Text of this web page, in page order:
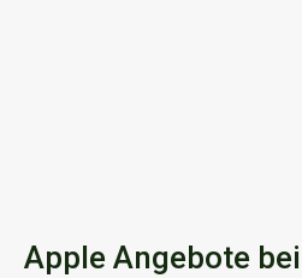
Apple Angebote